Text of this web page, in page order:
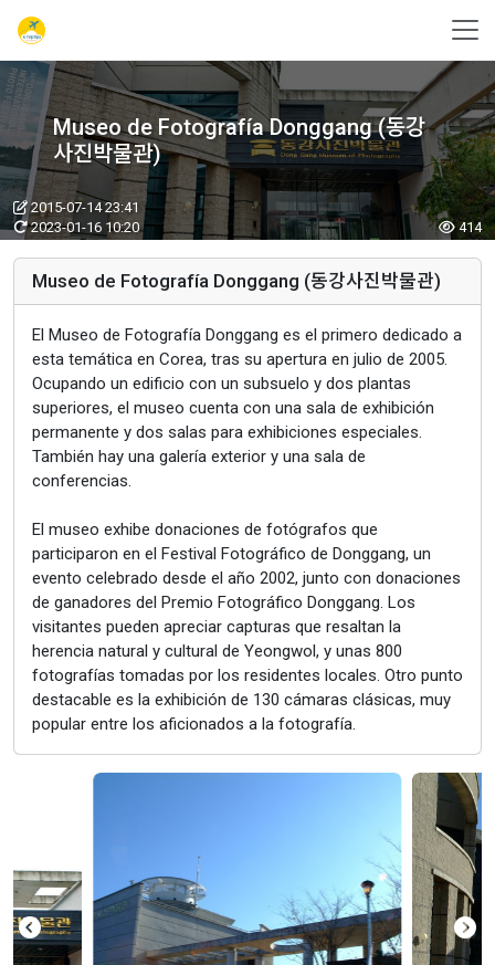
Museo de Fotografía Donggang (동강
사진박물관)
2015-07-14 23:41
2023-01-16 10:20
414
Museo de Fotografía Donggang (동강사진박물관)
El Museo de Fotografía Donggang es el primero dedicado a
esta temática en Corea, tras su apertura en julio de 2005.
Ocupando un edificio con un subsuelo y dos plantas
superiores, el museo cuenta con una sala de exhibición
permanente y dos salas para exhibiciones especiales.
También hay una galería exterior y una sala de
conferencias.
El museo exhibe donaciones de fotógrafos que
participaron en el Festival Fotográfico de Donggang, un
evento celebrado desde el año 2002, junto con donaciones
de ganadores del Premio Fotográfico Donggang. Los
visitantes pueden apreciar capturas que resaltan la
herencia natural y cultural de Yeongwol, y unas 800
fotografías tomadas por los residentes locales. Otro punto
destacable es la exhibición de 130 cámaras clásicas, muy
popular entre los aficionados a la fotografía.